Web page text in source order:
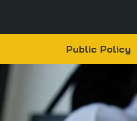
Public Policy